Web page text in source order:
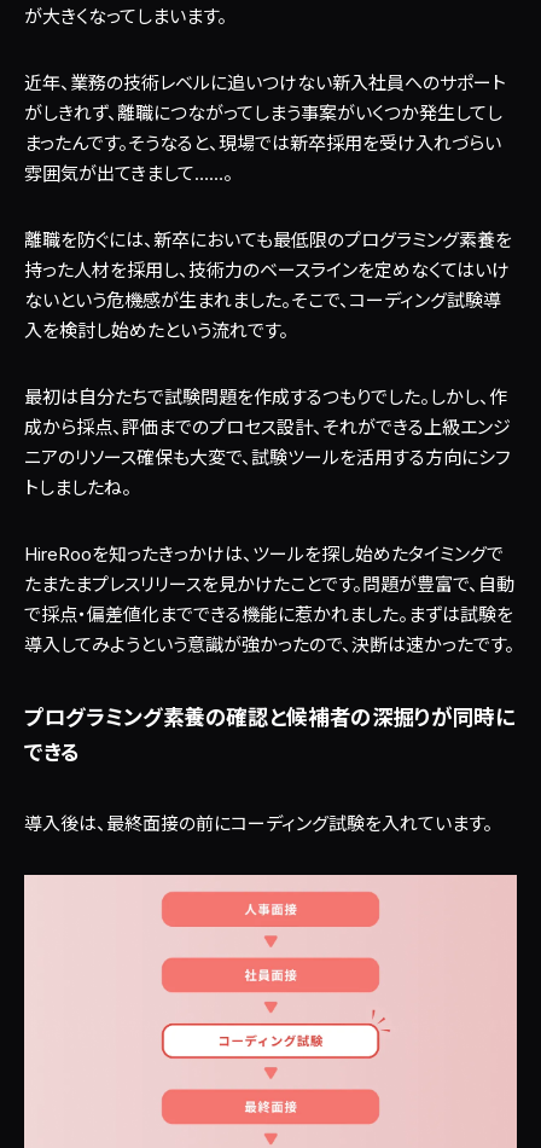
が大きくなってしまいます。
近年、業務の技術レベルに追いつけない新入社員へのサポート
がしきれず、離職につながってしまう事案がいくつか発生してし
まったんです。そうなると、現場では新卒採用を受け入れづらい
雰囲気が出てきまして……。
離職を防ぐには、新卒においても最低限のプログラミング素養を
持った人材を採用し、技術力のベースラインを定めなくてはいけ
ないという危機感が生まれました。そこで、コーディング試験導
入を検討し始めたという流れです。
最初は自分たちで試験問題を作成するつもりでした。しかし、作
成から採点、評価までのプロセス設計、それができる上級エンジ
ニアのリソース確保も大変で、試験ツールを活用する方向にシフ
トしましたね。
HireRooを知ったきっかけは、ツールを探し始めたタイミングで
たまたまプレスリリースを見かけたことです。問題が豊富で、自動
で採点・偏差値化までできる機能に惹かれました。まずは試験を
導入してみようという意識が強かったので、決断は速かったです。
プログラミング素養の確認と候補者の深掘りが同時に
できる
導入後は、最終面接の前にコーディング試験を入れています。